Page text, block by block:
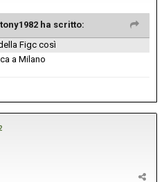
ha scritto:
Figc così
a Milano